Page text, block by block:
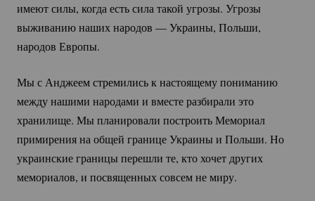
имеют силы, когда есть сила такой угрозы. Угрозы
выживанию наших народов — Украины, Польши,
народов Европы.
Мы с Анджеем стремились к настоящему пониманию
между нашими народами и вместе разбирали это
хранилище. Мы планировали построить Мемориал
примирения на общей границе Украины и Польши. Но
украинские границы перешли те, кто хочет других
мемориалов, и посвященных совсем не миру.